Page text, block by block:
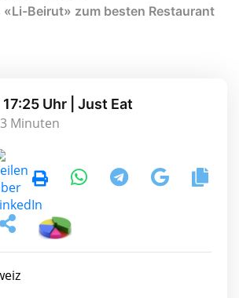
Beirut» zum besten Restaurant
Uhr | Just Eat
3 Minuten